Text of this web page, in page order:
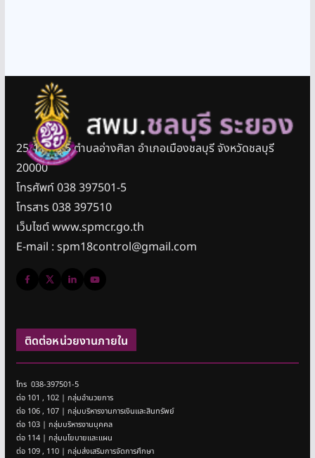
25/11 หมู่ 5 ตำบลอ่างศิลา อำเภอเมืองชลบุรี จังหวัดชลบุรี
20000
โทรศัพท์ 038 397501-5
โทรสาร 038 397510
เว็บไซต์ www.spmcr.go.th
E-mail : spm18control@gmail.com
ติดต่อหน่วยงานภายใน
โทร 038-397501-5
ต่อ 101 , 102 | กลุ่มอำนวยการ
ต่อ 106 , 107 | กลุ่มบริหารงานการเงินและสินทรัพย์
ต่อ 103 | กลุ่มบริหารงานบุคคล
ต่อ 114 | กลุ่มนโยบายและแผน
ต่อ 109 , 110 | กลุ่มส่งเสริมการจัดการศึกษา